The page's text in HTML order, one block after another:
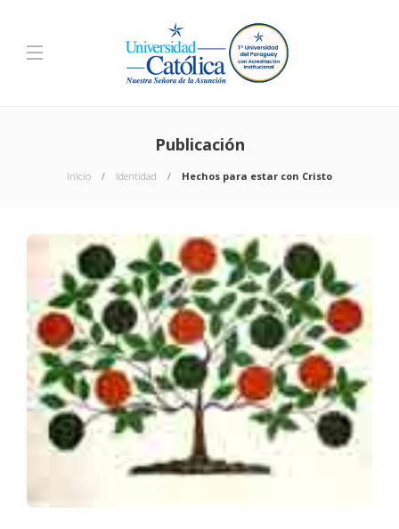
Publicación
Inicio Identidad Hechos para estar con Cristo